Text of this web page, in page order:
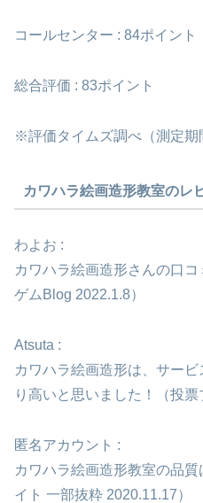
コールセンター : 84ポイント
総合評価 : 83ポイント
※評価タイムズ調べ（測定期
カワハラ絵画造形教室のレ
わよお :
カワハラ絵画造形さんの口
ゲムBlog 2022.1.8）
Atsuta :
カワハラ絵画造形は、サー
り高いと思いました！（投票
匿名アカウント :
カワハラ絵画造形教室の品
イト 一部抜粋 2020.11.17）